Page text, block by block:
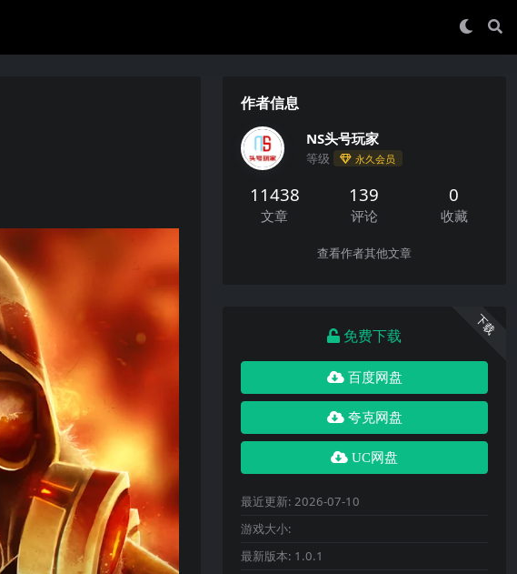
作者信息
NS头号玩家
等级 永久会员
11438
文章
139
评论
0
收藏
查看作者其他文章
下载
免费下载
百度网盘
夸克网盘
UC网盘
最近更新: 2026-07-10
游戏大小:
最新版本: 1.0.1